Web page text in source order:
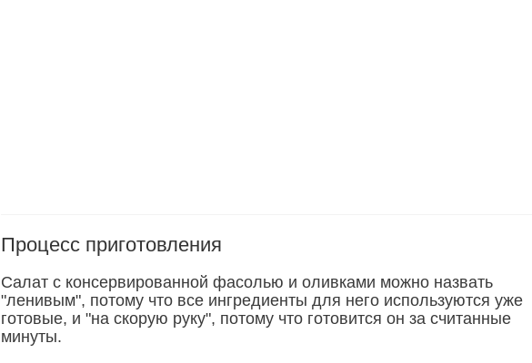
Процесс приготовления
Салат с консервированной фасолью и оливками можно назвать
"ленивым", потому что все ингредиенты для него используются уже
готовые, и "на скорую руку", потому что готовится он за считанные
минуты.